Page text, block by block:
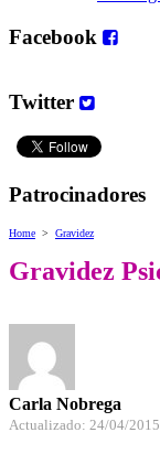
Facebook
Twitter
Patrocinadores
Home > Gravidez
Gravidez
Carla Nobrega
Actualizado: 24/04/2015